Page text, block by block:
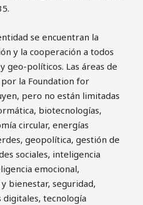
se encuentran la
y la cooperación a todos
geo-políticos. Las áreas de
la Foundation for
pero no están limitadas
biotecnologías,
circular, energías
geopolítica, gestión de
sociales, inteligencia
emocional,
bienestar, seguridad,
digitales, tecnología